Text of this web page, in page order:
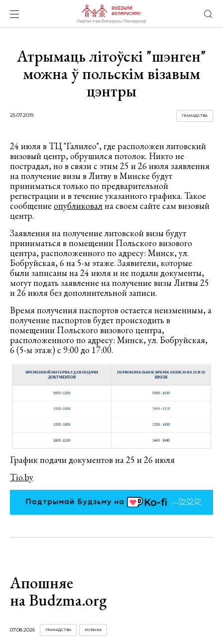
Атрымаць літоўскі "шэнген"
можна ў польскім візавым
цэнтры
25.07.2019 ГРАМАДСТВА
24 июля в ТЦ "Галилео", где расположен литовский
визовый центр, обрушился потолок. Никто не
пострадал, но в связи с этим 25 и 26 июля заявления
на получение визы в Литву в Минске будут
приниматься только по предварительной
регистрации и в течение указанного графика. Такое
сообщение опубликовална своем сайте сам визовый
центр.
Заявления на получение литовской визы будут
приниматься в помещении Польского визового
центра, расположенного по адресу: Минск, ул.
Бобруйская, 6 на 5-м этаже. Заявители, которые
были записаны на 24 июля и не подали документы,
могут подать заявление на получение визы Литвы 25
и 26 июля без дополнительной записи.
Время получения паспортов остается неизменным, а
получение паспортов будет происходить в
помещении Польского визового центра,
расположенного по адресу: Минск, ул. Бобруйская,
6 (5-м этаж) с 9:00 до 17:00.
График подачи документов на 25 и 26 июля
Tio.by
Апошняе
на Budzma.org
07.08.2026 ГРАМАДСТВА МУЗЫКА